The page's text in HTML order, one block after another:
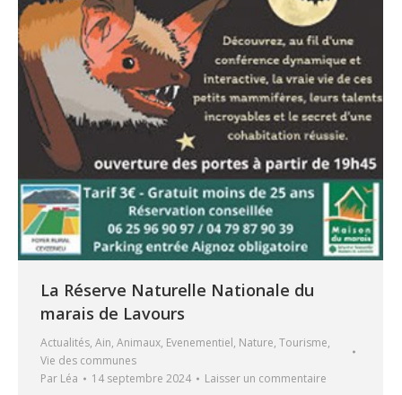
La Réserve Naturelle Nationale du
marais de Lavours
Actualités, Ain, Animaux, Evenementiel, Nature, Tourisme,
Vie des communes
Par Léa 14 septembre 2024 Laisser un commentaire